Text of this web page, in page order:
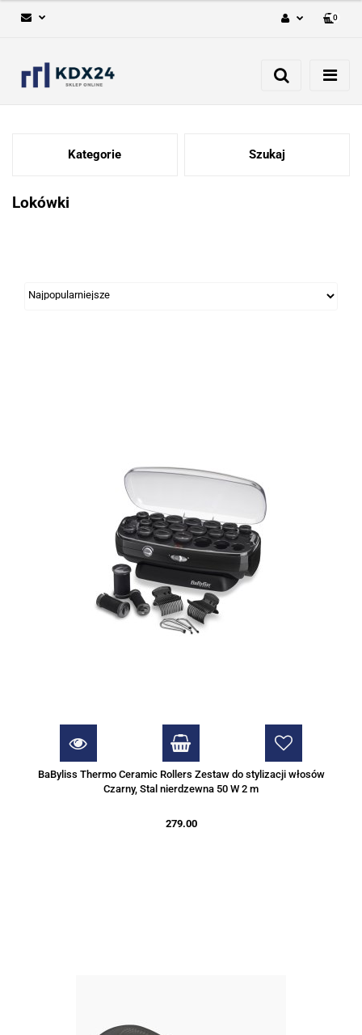
Zarejestruj się
0
Kategorie Szukaj
Lokówki
BaByliss Thermo Ceramic Rollers Zestaw do stylizacji włosów
Czarny, Stal nierdzewna 50 W 2 m
279.00